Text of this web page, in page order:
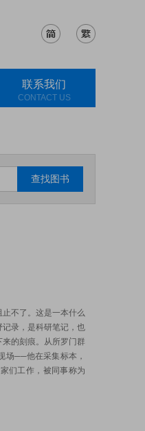
联系我们
CONTACT US
查找图书
不了。这是一本什么
录，是科研笔记，也
的刻痕。从所罗门群
场──他在采集标本，
们工作，被同事称为